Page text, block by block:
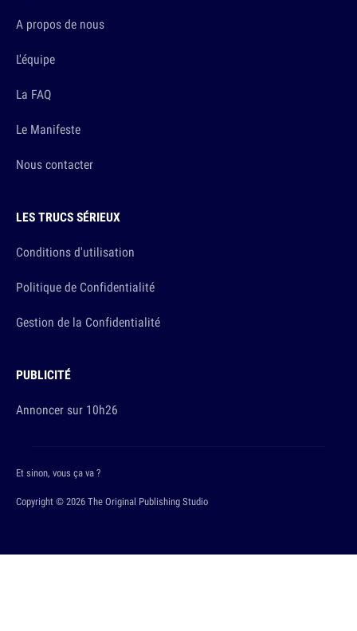
A propos de nous
L'équipe
La FAQ
Le Manifeste
Nous contacter
LES TRUCS SÉRIEUX
Conditions d'utilisation
Politique de Confidentialité
Gestion de la Confidentialité
PUBLICITÉ
Annoncer sur 10h26
Copyright © 2026 The Original Publishing Studio
Et sinon, vous ça va ?